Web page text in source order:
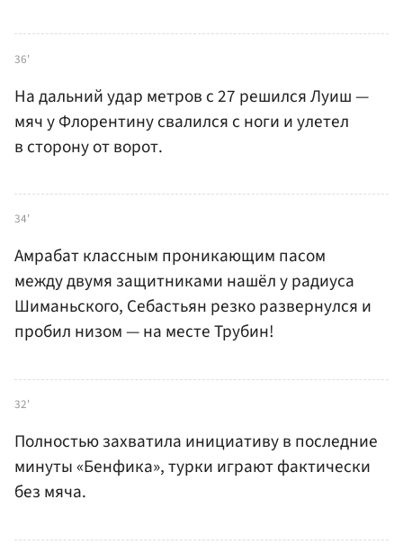
36'
На дальний удар метров с 27 решился Луиш —
мяч у Флорентину свалился с ноги и улетел
в сторону от ворот.
34'
Амрабат классным проникающим пасом
между двумя защитниками нашёл у радиуса
Шиманьского, Себастьян резко развернулся и
пробил низом — на месте Трубин!
32'
Полностью захватила инициативу в последние
минуты «Бенфика», турки играют фактически
без мяча.